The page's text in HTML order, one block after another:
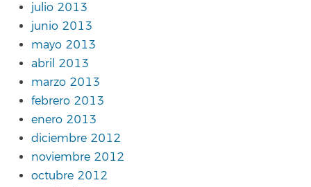
julio 2013
junio 2013
mayo 2013
abril 2013
marzo 2013
febrero 2013
enero 2013
diciembre 2012
noviembre 2012
octubre 2012